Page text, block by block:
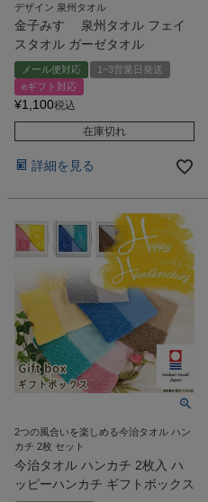
デザイン 泉州タオル
金子みすゞ 泉州タオル フェイ
スタオル ガーゼタオル
メール便対応
1~3営業日発送
eギフト対応
¥1,100税込
在庫切れ
詳細を見る
2つの風合いを楽しめる今治タオル ハン
カチ 2枚 セット
今治タオル ハンカチ 2枚入 ハ
ッピーハンカチ ギフトボックス